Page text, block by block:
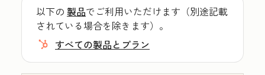
以下の 製品でご利用いただけます（別途記載
されている場合を除きます）。
すべての製品とプラン